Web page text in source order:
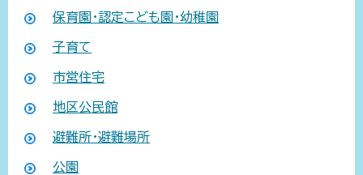
保育園・認定こども園・幼稚園
子育て
市営住宅
地区公民館
避難所・避難場所
公園